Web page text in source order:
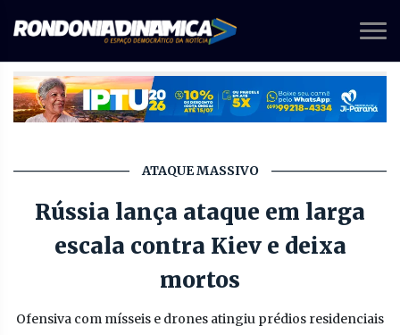
ATAQUE MASSIVO
Rússia lança ataque em larga
escala contra Kiev e deixa
mortos
Ofensiva com mísseis e drones atingiu prédios residenciais